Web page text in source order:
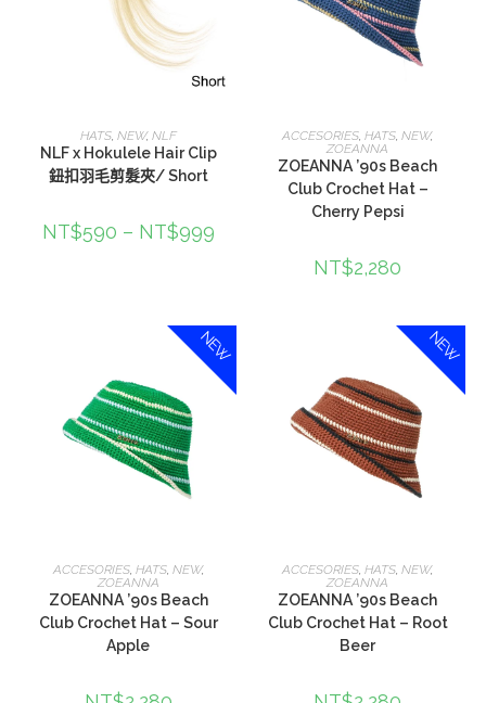
選擇規格
HATS, NEW, NLF
NLF x Hokulele Hair Clip
鈕扣羽毛剪髮夾/ Short
NT$590 – NT$999
加入購物車
ACCESORIES ,HATS ,NEW,
ZOEANNA
ZOEANNA ’90s Beach
Club Crochet Hat –
Cherry Pepsi
NT$2,280
NEW
加入購物車
ACCESORIES, HATS, NEW,
ZOEANNA
ZOEANNA ’90s Beach
Club Crochet Hat – Sour
Apple
NEW
加入購物車
ACCESORIES,HATS,NEW,
ZOEANNA
ZOEANNA ’90s Beach
Club Crochet Hat – Root
Beer